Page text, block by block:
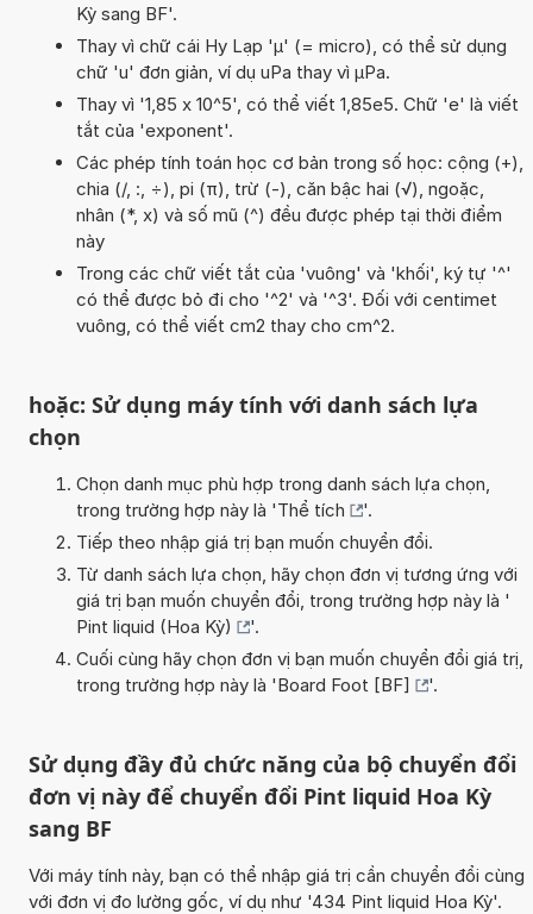
Kỳ sang BF'.
Thay vì chữ cái Hy Lạp 'µ' (= micro), có thể sử dụng
chữ 'u' đơn giản, ví dụ uPa thay vì µPa.
Thay vì '1,85 x 10^5', có thể viết 1,85e5. Chữ 'e' là viết
tắt của 'exponent'.
Các phép tính toán học cơ bản trong số học: cộng (+),
chia (/, :, ÷), pi (π), trừ (-), căn bậc hai (√), ngoặc,
nhân (*, x) và số mũ (^) đều được phép tại thời điểm
này
Trong các chữ viết tắt của 'vuông' và 'khối', ký tự '^'
có thể được bỏ đi cho '^2' và '^3'. Đối với centimet
vuông, có thể viết cm2 thay cho cm^2.
hoặc: Sử dụng máy tính với danh sách lựa
chọn
Chọn danh mục phù hợp trong danh sách lựa chọn,
trong trường hợp này là 'Thể tích
'.
Tiếp theo nhập giá trị bạn muốn chuyển đổi.
Từ danh sách lựa chọn, hãy chọn đơn vị tương ứng với
giá trị bạn muốn chuyển đổi, trong trường hợp này là '
Pint liquid (Hoa Kỳ)
'.
Cuối cùng hãy chọn đơn vị bạn muốn chuyển đổi giá trị,
trong trường hợp này là 'Board Foot [BF] '.
Sử dụng đầy đủ chức năng của bộ chuyển đổi
đơn vị này để chuyển đổi Pint liquid Hoa Kỳ
sang BF
Với máy tính này, bạn có thể nhập giá trị cần chuyển đổi cùng
với đơn vị đo lường gốc, ví dụ như '434 Pint liquid Hoa Kỳ'.